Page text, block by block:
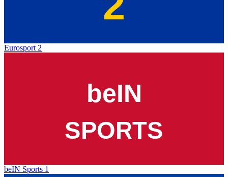
Eurosport 2
beIN Sports 1